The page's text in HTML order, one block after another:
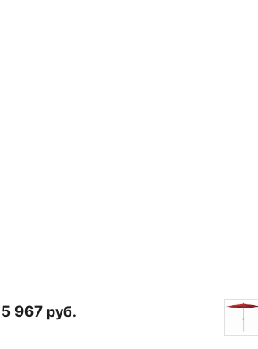
5 967 руб.